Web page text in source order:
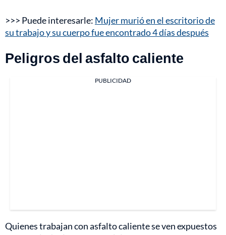
>>> Puede interesarle: Mujer murió en el escritorio de
su trabajo y su cuerpo fue encontrado 4 días después
Peligros del asfalto caliente
PUBLICIDAD
Quienes trabajan con asfalto caliente se ven expuestos